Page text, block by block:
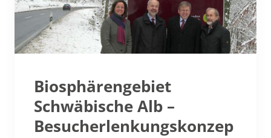
Biosphärengebiet
Schwäbische Alb –
Besucherlenkungskonzep